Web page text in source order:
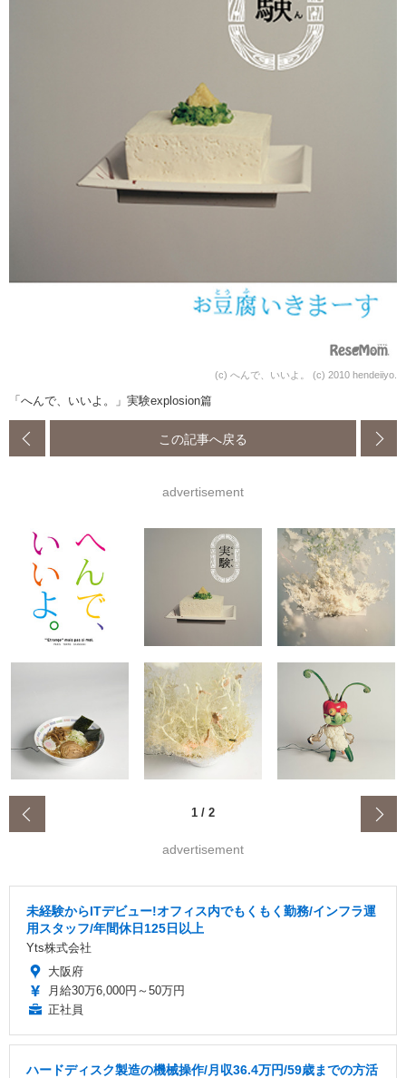
(c) へんで、いいよ。 (c) 2010 hendeiiyo.
「へんで、いいよ。」実験explosion篇
この記事へ戻る
advertisement
1 / 2
advertisement
未経験からITデビュー!オフィス内でもくもく勤務/インフラ運
用スタッフ/年間休日125日以上
Yts株式会社
大阪府
月給30万6,000円～50万円
正社員
ハードディスク製造の機械操作/月収36.4万円/59歳までの方活